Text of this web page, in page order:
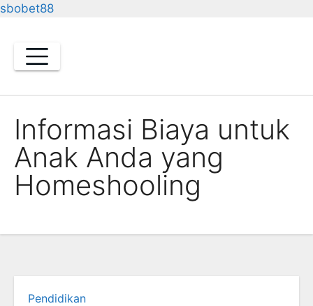
sbobet88
content
Informasi Biaya untuk
Anak Anda yang
Homeshooling
Pendidikan